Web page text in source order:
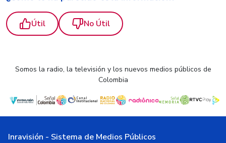
Útil No Útil
Somos la radio, la televisión y los nuevos medios públicos de
Colombia
Inravisión - Sistema de Medios Públicos